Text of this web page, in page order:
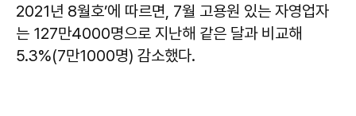
2021년 8월호’에 따르면, 7월 고용원 있는 자영업자
는 127만4000명으로 지난해 같은 달과 비교해
5.3%(7만1000명) 감소했다.